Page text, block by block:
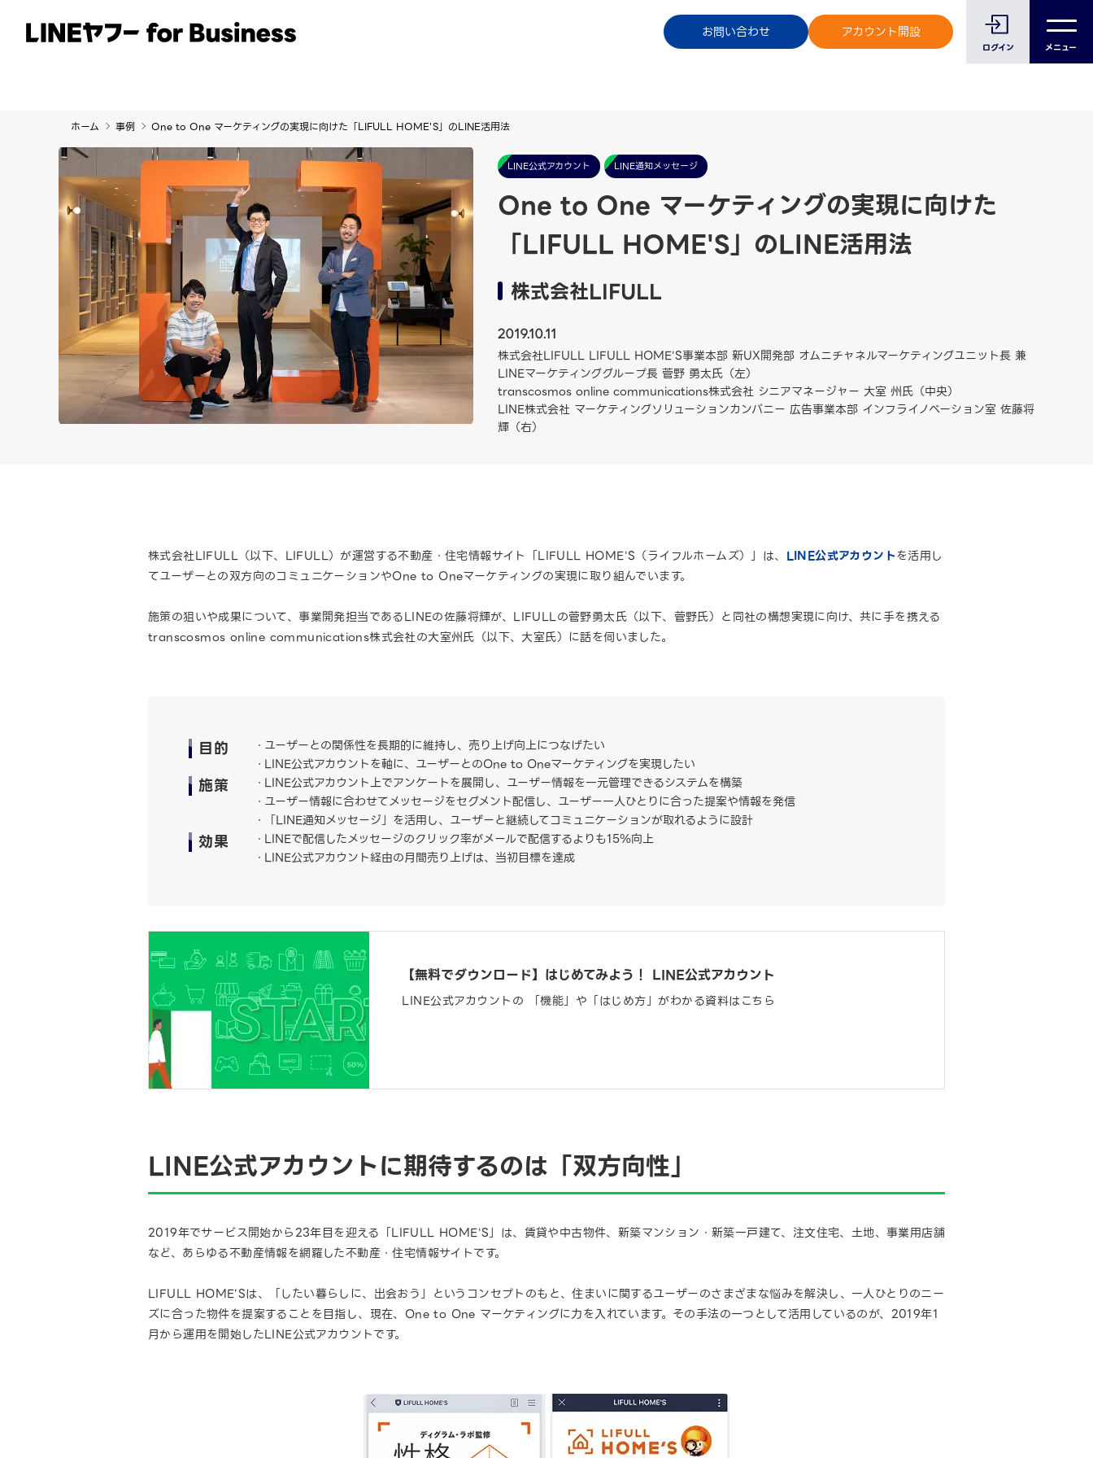
お問い合わせ アカウント開設
ログイン メニュー
サービス 事例 イベント・セミナー ご利用中のお客様へ
ホーム 事例 One to One マーケティングの実現に向けた「LIFULL HOME'S」のLINE活用法
LINE公式アカウント LINE通知メッセージ
One to One マーケティングの実現に向けた
「LIFULL HOME'S」のLINE活用法
株式会社LIFULL
2019.10.11
株式会社LIFULL LIFULL HOME'S事業本部 新UX開発部 オムニチャネルマーケティングユニット長 兼
LINEマーケティンググループ長 菅野 勇太氏（左）
transcosmos online communications株式会社 シニアマネージャー 大室 州氏（中央）
LINE株式会社 マーケティングソリューションカンパニー 広告事業本部 インフライノベーション室 佐藤将
輝（右）
株式会社LIFULL（以下、LIFULL）が運営する不動産・住宅情報サイト「LIFULL HOME'S（ライフルホームズ）」は、 LINE公式アカウントを活用し
てユーザーとの双方向のコミュニケーションやOne to Oneマーケティングの実現に取り組んでいます。
施策の狙いや成果について、事業開発担当であるLINEの佐藤将輝が、LIFULLの菅野勇太氏（以下、菅野氏）と同社の構想実現に向け、共に手を携える
transcosmos online communications株式会社の大室州氏（以下、大室氏）に話を伺いました。
目的
ユーザーとの関係性を長期的に維持し、売り上げ向上につなげたい
LINE公式アカウントを軸に、ユーザーとのOne to Oneマーケティングを実現したい
施策
LINE公式アカウント上でアンケートを展開し、ユーザー情報を一元管理できるシステムを構築
ユーザー情報に合わせてメッセージをセグメント配信し、ユーザー一人ひとりに合った提案や情報を発信
「LINE通知メッセージ」を活用し、ユーザーと継続してコミュニケーションが取れるように設計
効果
LINEで配信したメッセージのクリック率がメールで配信するよりも15％向上
LINE公式アカウント経由の月間売り上げは、当初目標を達成
【無料でダウンロード】はじめてみよう！ LINE公式アカウント
LINE公式アカウントの 「機能」や「はじめ方」がわかる資料はこちら
LINE公式アカウントに期待するのは「双方向性」
2019年でサービス開始から23年目を迎える「LIFULL HOME'S」は、賃貸や中古物件、新築マンション・新築一戸建て、注文住宅、土地、事業用店舗
など、あらゆる不動産情報を網羅した不動産・住宅情報サイトです。
LIFULL HOME’Sは、「したい暮らしに、出会おう」というコンセプトのもと、住まいに関するユーザーのさまざまな悩みを解決し、一人ひとりのニー
ズに合った物件を提案することを目指し、現在、One to One マーケティングに力を入れています。その手法の一つとして活用しているのが、2019年1
月から運用を開始したLINE公式アカウントです。